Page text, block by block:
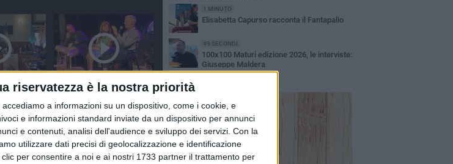
riservatezza è la nostra priorità
a informazioni su un dispositivo, come i cookie, e
e informazioni standard inviate da un dispositivo per annunci
e contenuti, analisi dell'audience e sviluppo dei servizi. Con la
utilizzare dati precisi di geolocalizzazione e identificazione
per consentire a noi e ai nostri 1733 partner il trattamento per
2026:
SOCIAL VIDEO2 MINUTI
L'intervista a Stefano
Vicari ed Enrico Galiano
1 MINUTO
Elisabetta Capurso racconta il Fantapalio
49 SECONDI
100x100 Maturi edizione 2026, le interviste:
Giuseppe Maldera